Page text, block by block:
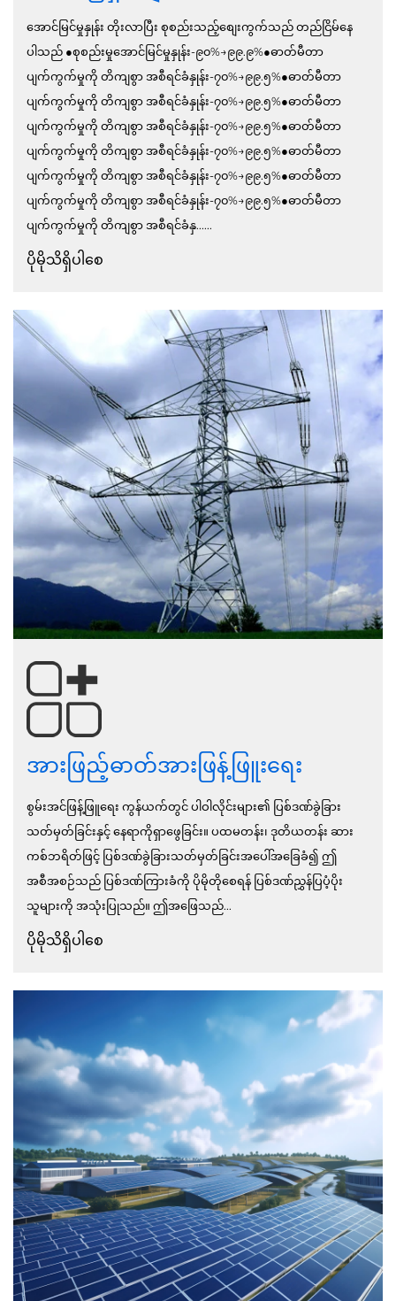
အောင်မြင်မှုနှုန်း တိုးလာပြီး စုစည်းသည့်စျေးကွက်သည် တည်ငြိမ်နေ
ပါသည် ●စုစည်းမှုအောင်မြင်မှုနှုန်း-၉၀%→၉၉.၉%●ဓာတ်မီတာ
ပျက်ကွက်မှုကို တိကျစွာ အစီရင်ခံနှုန်း-၇၀%→၉၉.၅%●ဓာတ်မီတာ
ပျက်ကွက်မှုကို တိကျစွာ အစီရင်ခံနှုန်း-၇၀%→၉၉.၅%●ဓာတ်မီတာ
ပျက်ကွက်မှုကို တိကျစွာ အစီရင်ခံနှုန်း-၇၀%→၉၉.၅%●ဓာတ်မီတာ
ပျက်ကွက်မှုကို တိကျစွာ အစီရင်ခံနှုန်း-၇၀%→၉၉.၅%●ဓာတ်မီတာ
ပျက်ကွက်မှုကို တိကျစွာ အစီရင်ခံနှုန်း-၇၀%→၉၉.၅%●ဓာတ်မီတာ
ပျက်ကွက်မှုကို တိကျစွာ အစီရင်ခံနှုန်း-၇၀%→၉၉.၅%●ဓာတ်မီတာ
ပျက်ကွက်မှုကို တိကျစွာ အစီရင်ခံနှ......
ပိုမိုသိရှိပါစေ
အားဖြည့်ဓာတ်အားဖြန့်ဖြူးရေး
စွမ်းအင်ဖြန့်ဖြူရေး ကွန်ယက်တွင် ပါဝါလိုင်းများ၏ ပြစ်ဒဏ်ခွဲခြား
သတ်မှတ်ခြင်းနှင့် နေရာကိုရှာဖွေခြင်း။ ပထမတန်း၊ ဒုတိယတန်း ဆား
ကစ်ဘရိတ်ဖြင့် ပြစ်ဒဏ်ခွဲခြားသတ်မှတ်ခြင်းအပေါ်အခြေခံ၍ ဤ
အစီအစဉ်သည် ပြစ်ဒဏ်ကြားခံကို ပိုမိုတိုစေရန် ပြစ်ဒဏ်ညွှန်ပြပံ့ပိုး
သူများကို အသုံးပြုသည်။ ဤအဖြေသည်...
ပိုမိုသိရှိပါစေ